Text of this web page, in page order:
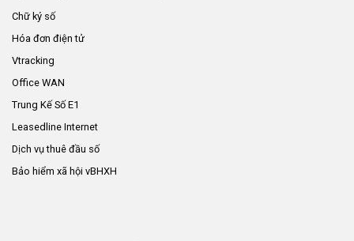
Chữ ký số
Hóa đơn điện tử
Vtracking
Office WAN
Trung Kế Số E1
Leasedline Internet
Dịch vụ thuê đầu số
Bảo hiểm xã hội vBHXH